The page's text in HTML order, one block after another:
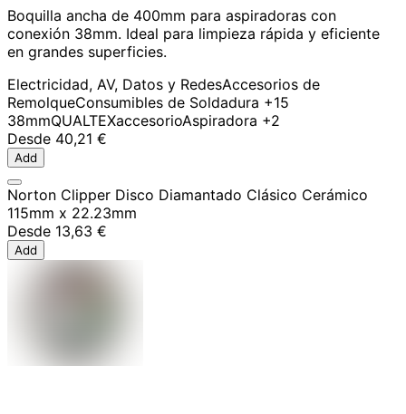
Boquilla ancha de 400mm para aspiradoras con
conexión 38mm. Ideal para limpieza rápida y eficiente
en grandes superficies.
Electricidad, AV, Datos y RedesAccesorios de
RemolqueConsumibles de Soldadura +15
38mmQUALTEXaccesorioAspiradora +2
Desde 40,21 €
Add
Norton Clipper Disco Diamantado Clásico Cerámico
115mm x 22.23mm
Desde 13,63 €
Add